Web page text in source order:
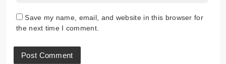
Save my name, email, and website in this browser for
the next time I comment.